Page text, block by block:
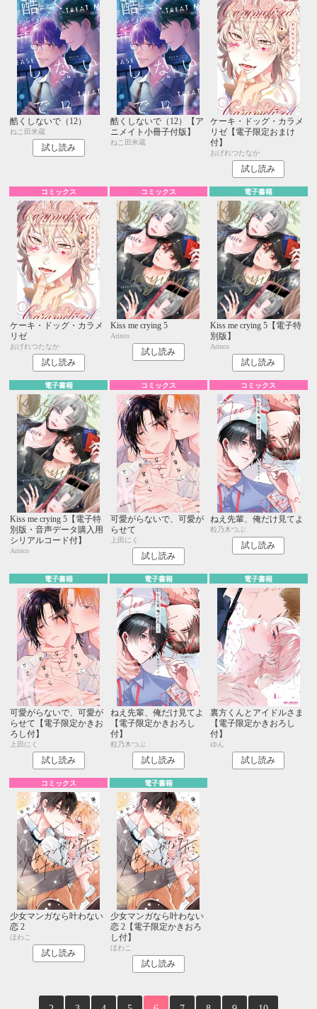
酷くしないで（12）
ねこ田米蔵
試し読み
酷くしないで（12）【ア
ニメイト小冊子付版】
ねこ田米蔵
ケーキ・ドッグ・カラメ
リゼ【電子限定おまけ
付】
おげれつたなか
試し読み
コミックス
ケーキ・ドッグ・カラメ
リゼ
おげれつたなか
試し読み
コミックス
Kiss me crying 5
Arinco
試し読み
電子書籍
Kiss me crying 5【電子特
別版】
Arinco
試し読み
電子書籍
Kiss me crying 5【電子特
別版・音声データ購入用
シリアルコード付】
Arinco
コミックス
可愛がらないで、可愛が
らせて
上田にく
試し読み
コミックス
ねえ先輩、俺だけ見てよ
粒乃木つぶ
試し読み
電子書籍
可愛がらないで、可愛が
らせて【電子限定かきお
ろし付】
上田にく
試し読み
電子書籍
ねえ先輩、俺だけ見てよ
【電子限定かきおろし
付】
粒乃木つぶ
試し読み
電子書籍
裏方くんとアイドルさま
【電子限定かきおろし
付】
ゆん
試し読み
コミックス
少女マンガなら叶わない
恋 2
ほわこ
試し読み
電子書籍
少女マンガなら叶わない
恋 2【電子限定かきおろ
し付】
ほわこ
試し読み